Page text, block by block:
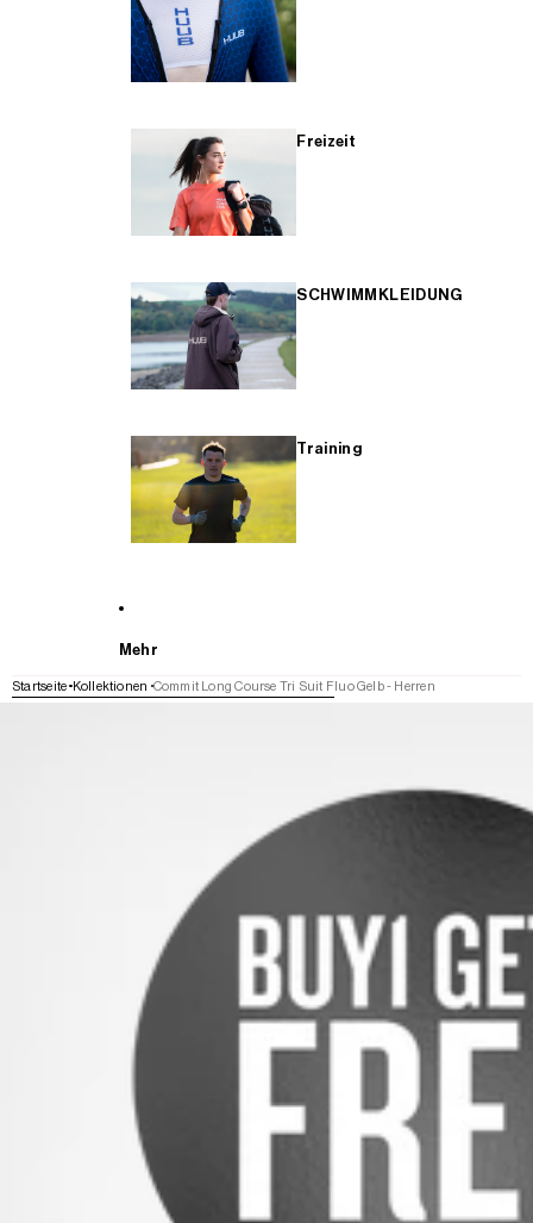
Freizeit
SCHWIMMKLEIDUNG
Training
Mehr
Startseite Kollektionen Commit Long Course Tri Suit Fluo Gelb - Herren
WEITER ZU DEN PRODUKTINFORMATIONEN